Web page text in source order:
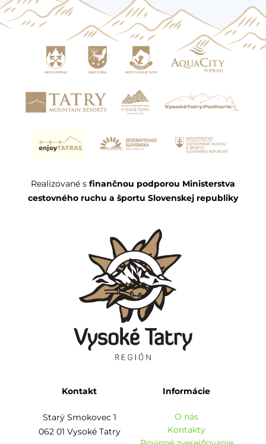
Realizované s finančnou podporou Ministerstva
cestovného ruchu a športu Slovenskej republiky
Kontakt
Starý Smokovec 1
062 01 Vysoké Tatry
Informácie
O nás
Kontakty